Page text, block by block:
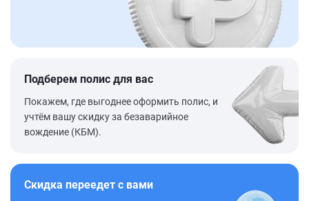
Подберем полис для вас
Покажем, где выгоднее оформить полис, и
учтём вашу скидку за безаварийное
вождение (КБМ).
Скидка переедет с вами